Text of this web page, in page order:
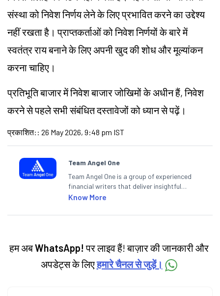
संस्था को निवेश निर्णय लेने के लिए प्रभावित करने का उद्देश्य
नहीं रखता है। प्राप्तकर्ताओं को निवेश निर्णयों के बारे में
स्वतंत्र राय बनाने के लिए अपनी खुद की शोध और मूल्यांकन
करना चाहिए।
प्रतिभूति बाजार में निवेश बाजार जोखिमों के अधीन हैं, निवेश
करने से पहले सभी संबंधित दस्तावेजों को ध्यान से पढ़ें।
प्रकाशित: : 26 May 2026, 9:48 pm IST
Team Angel One
Team Angel One is a group of experienced
financial writers that deliver insightful
articles on the stock market, IPO, economy,
categories.
Know More
हम अबWhatsApp! पर लाइव हैं! बाज़ार की जानकारी और
अपडेट्स के लिएहमारे चैनल से जुड़ें।